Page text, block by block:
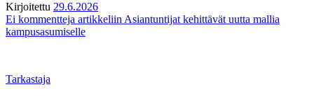
Kirjoitettu 29.6.2026
Ei kommentteja artikkeliin Asiantuntijat kehittävät uutta mallia
kampusasumiselle
Tarkastaja